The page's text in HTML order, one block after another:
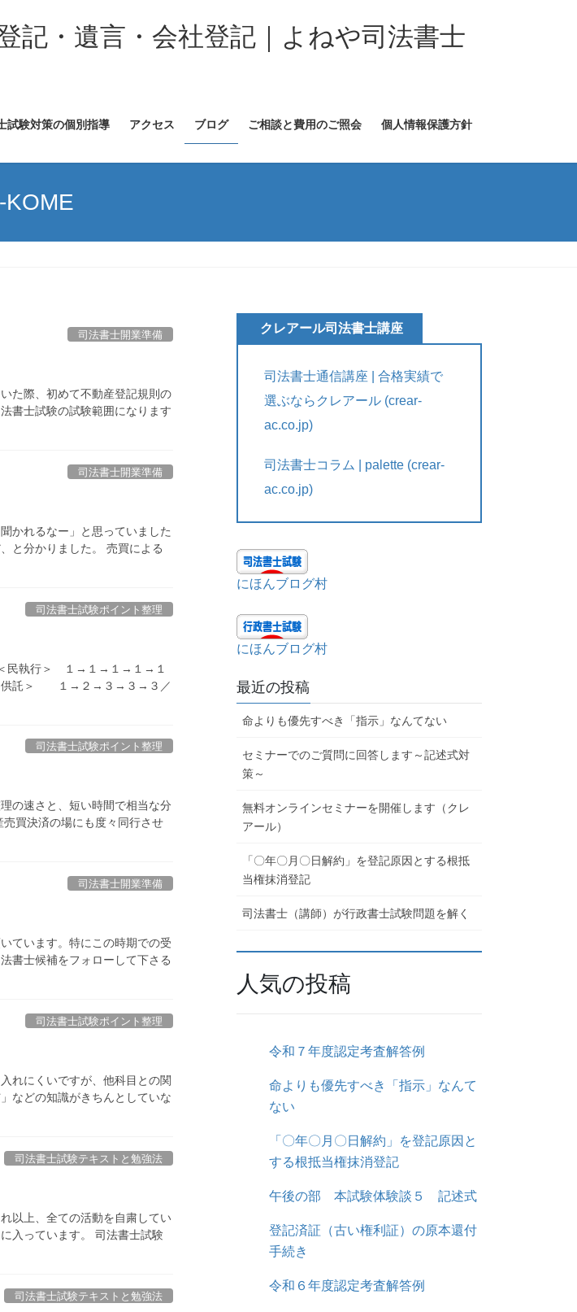
記・遺言・会社登記｜よねや司法書士
試験対策の個別指導 アクセス ブログ ご相談と費用のご照会 個人情報保護方針
KOME
司法書士開業準備
た際、初めて不動産登記規則の
書士試験の試験範囲になります
司法書士開業準備
かれるなー」と思っていました
と分かりました。 売買による
司法書士試験ポイント整理
民執行＞ １→１→１→１→１
供託＞ １→２→３→３→３／
司法書士試験ポイント整理
の速さと、短い時間で相当な分
買決済の場にも度々同行させ
司法書士開業準備
ています。特にこの時期での受
書士候補をフォローして下さる
司法書士試験ポイント整理
れにくいですが、他科目との関
などの知識がきちんとしていな
司法書士試験テキストと勉強法
以上、全ての活動を自粛してい
入っています。 司法書士試験
司法書士試験テキストと勉強法
クレアール司法書士講座
司法書士通信講座 | 合格実績で
選ぶならクレアール (crear-
ac.co.jp)
司法書士コラム | palette (crear-
ac.co.jp)
にほんブログ村
にほんブログ村
最近の投稿
命よりも優先すべき「指示」なんてない
セミナーでのご質問に回答します～記述式対
策～
無料オンラインセミナーを開催します（クレ
アール）
「〇年〇月〇日解約」を登記原因とする根抵
当権抹消登記
司法書士（講師）が行政書士試験問題を解く
人気の投稿
令和７年度認定考査解答例
命よりも優先すべき「指示」なんて
ない
「〇年〇月〇日解約」を登記原因と
する根抵当権抹消登記
午後の部 本試験体験談５ 記述式
登記済証（古い権利証）の原本還付
手続き
令和６年度認定考査解答例